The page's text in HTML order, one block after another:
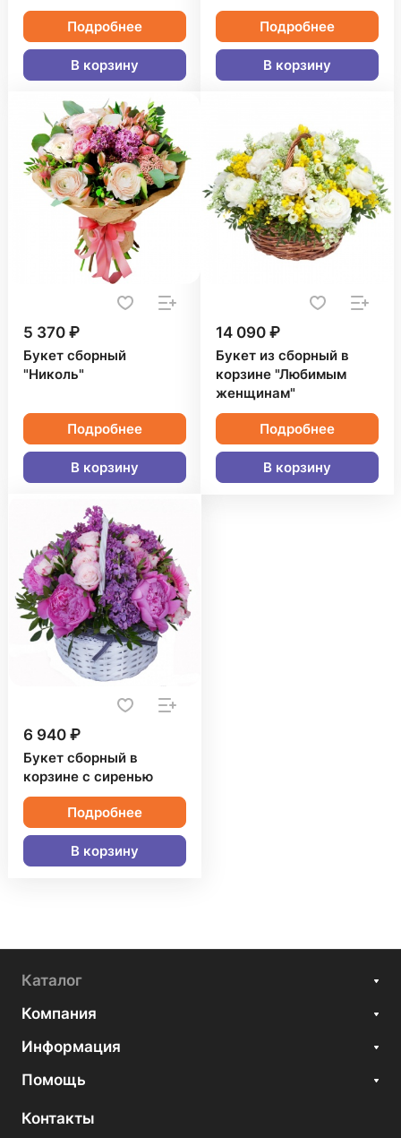
Подробнее
В корзину
Подробнее
В корзину
5 370 ₽
Букет сборный
"Николь"
Подробнее
В корзину
14 090 ₽
Букет из сборный в
корзине "Любимым
женщинам"
Подробнее
В корзину
6 940 ₽
Букет сборный в
корзине с сиренью
Подробнее
В корзину
Каталог
Компания
Информация
Помощь
Контакты